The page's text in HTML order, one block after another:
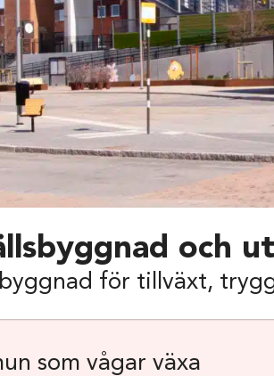
och
för tillväxt,
som vågar växa